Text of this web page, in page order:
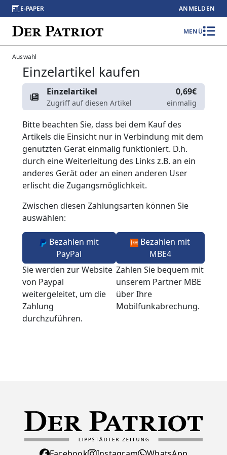
E-PAPER ANMELDEN
MENÜ
Auswahl
Einzelartikel kaufen
Einzelartikel
Zugriff auf diesen Artikel
0,69€
einmalig
Bitte beachten Sie, dass bei dem Kauf des
Artikels die Einsicht nur in Verbindung mit dem
genutzten Gerät einmalig funktioniert. D.h.
durch eine Weiterleitung des Links z.B. an ein
anderes Gerät oder an einen anderen User
erlischt die Zugangsmöglichkeit.
Zwischen diesen Zahlungsarten können Sie
auswählen:
Bezahlen mit
PayPal
Sie werden zur Website
von Paypal
weitergeleitet, um die
Zahlung
durchzuführen.
Bezahlen mit
MBE4
Zahlen Sie bequem mit
unserem Partner MBE
über Ihre
Mobilfunkabrechung.